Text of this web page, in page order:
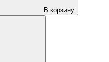
В корзину